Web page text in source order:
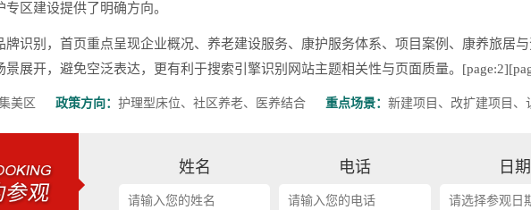
区建设提供了明确方向。
识别，首页重点呈现企业概况、养老建设服务、康护服务体系、项目案例、康养旅居
展开，避免空泛表达，更有利于搜索引擎识别网站主题相关性与页面质量。
美区 政策方向： 护理型床位、社区养老、医养结合 重点场景： 新建项目、改扩建项目、
姓名 电话 日期